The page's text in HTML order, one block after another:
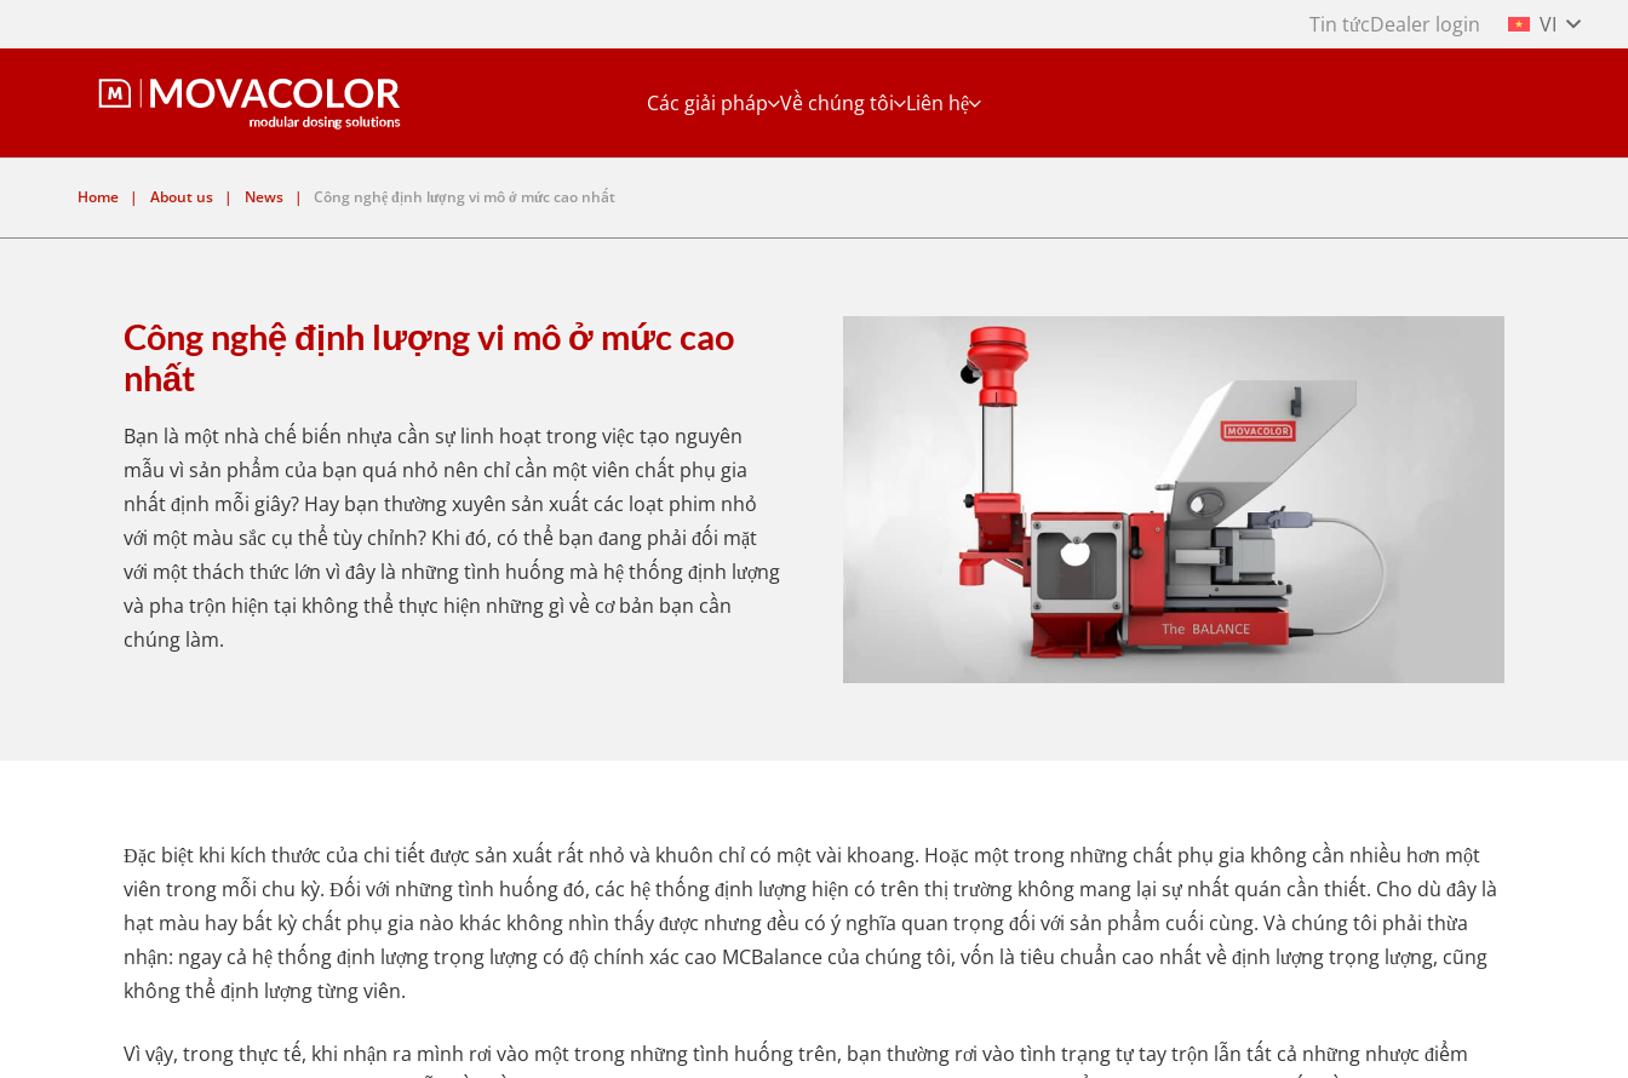
Tin tứcDealer login VI
Các giải pháp Về chúng tôi Liên hệ
Home | About us | News | Công nghệ định lượng vi mô ở mức cao nhất
Công nghệ định lượng vi mô ở mức cao
nhất
Bạn là một nhà chế biến nhựa cần sự linh hoạt trong việc tạo nguyên
mẫu vì sản phẩm của bạn quá nhỏ nên chỉ cần một viên chất phụ gia
nhất định mỗi giây? Hay bạn thường xuyên sản xuất các loạt phim nhỏ
với một màu sắc cụ thể tùy chỉnh? Khi đó, có thể bạn đang phải đối mặt
với một thách thức lớn vì đây là những tình huống mà hệ thống định lượng
và pha trộn hiện tại không thể thực hiện những gì về cơ bản bạn cần
chúng làm.
Đặc biệt khi kích thước của chi tiết được sản xuất rất nhỏ và khuôn chỉ có một vài khoang. Hoặc một trong những chất phụ gia không cần nhiều hơn một
viên trong mỗi chu kỳ. Đối với những tình huống đó, các hệ thống định lượng hiện có trên thị trường không mang lại sự nhất quán cần thiết. Cho dù đây là
hạt màu hay bất kỳ chất phụ gia nào khác không nhìn thấy được nhưng đều có ý nghĩa quan trọng đối với sản phẩm cuối cùng. Và chúng tôi phải thừa
nhận: ngay cả hệ thống định lượng trọng lượng có độ chính xác cao MCBalance của chúng tôi, vốn là tiêu chuẩn cao nhất về định lượng trọng lượng, cũng
không thể định lượng từng viên.
Vì vậy, trong thực tế, khi nhận ra mình rơi vào một trong những tình huống trên, bạn thường rơi vào tình trạng tự tay trộn lẫn tất cả những nhược điểm